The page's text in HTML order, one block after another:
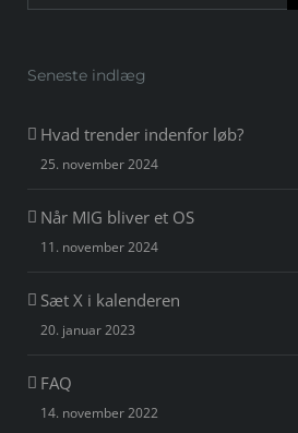
efter:
Seneste indlæg
Hvad trender indenfor løb?
25. november 2024
Når MIG bliver et OS
11. november 2024
Sæt X i kalenderen
20. januar 2023
FAQ
14. november 2022